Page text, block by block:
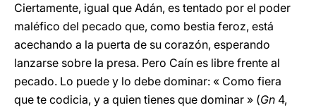
Ciertamente, igual que Adán, es tentado por el poder
maléfico del pecado que, como bestia feroz, está
acechando a la puerta de su corazón, esperando
lanzarse sobre la presa. Pero Caín es libre frente al
pecado. Lo puede y lo debe dominar: « Como fiera
que te codicia, y a quien tienes que dominar » (Gn 4,